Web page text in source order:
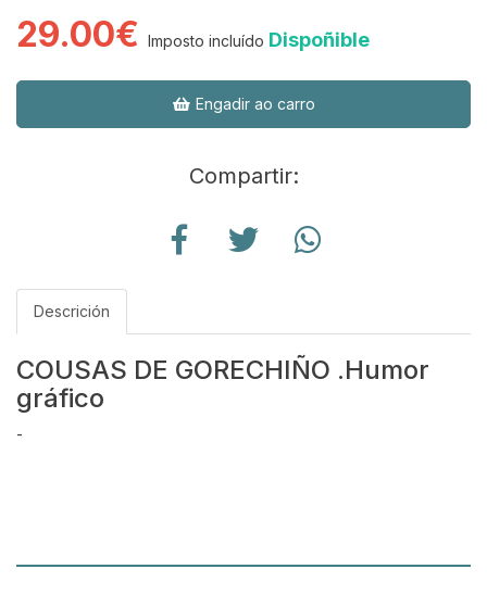
29.00€ Imposto incluído Dispoñible
Engadir ao carro
Compartir:
Descrición
COUSAS DE GORECHIÑO .Humor
gráfico
-